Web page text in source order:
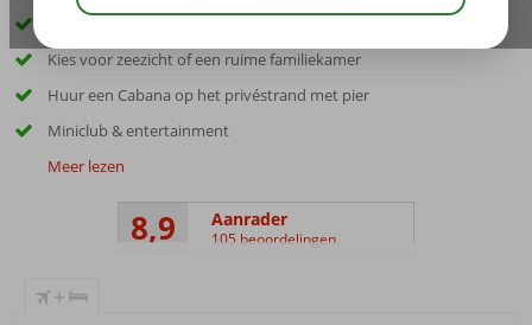
Kies voor zeezicht of een ruime familiekamer
Huur een Cabana op het privéstrand met pier
Miniclub & entertainment
Meer lezen
8,9 Aanrader
105 beoordelingen
+